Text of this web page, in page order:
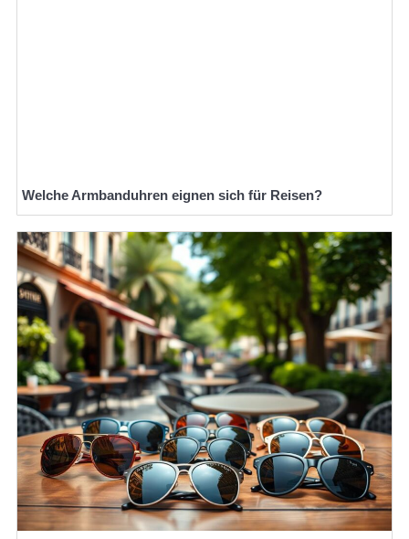
Welche Armbanduhren eignen sich für Reisen?